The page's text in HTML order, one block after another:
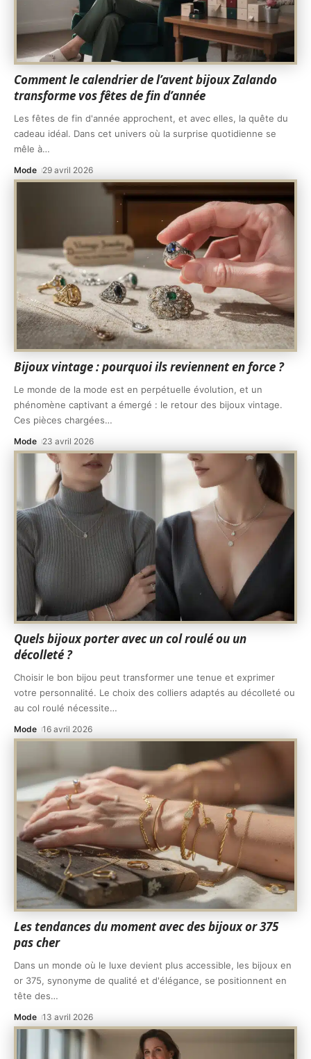
Comment le calendrier de l’avent bijoux Zalando
transforme vos fêtes de fin d’année
Les fêtes de fin d'année approchent, et avec elles, la quête du
cadeau idéal. Dans cet univers où la surprise quotidienne se
mêle à…
Mode 29 avril 2026
Bijoux vintage : pourquoi ils reviennent en force ?
Le monde de la mode est en perpétuelle évolution, et un
phénomène captivant a émergé : le retour des bijoux vintage.
Ces pièces chargées…
Mode 23 avril 2026
Quels bijoux porter avec un col roulé ou un
décolleté ?
Choisir le bon bijou peut transformer une tenue et exprimer
votre personnalité. Le choix des colliers adaptés au décolleté ou
au col roulé nécessite…
Mode 16 avril 2026
Les tendances du moment avec des bijoux or 375
pas cher
Dans un monde où le luxe devient plus accessible, les bijoux en
or 375, synonyme de qualité et d'élégance, se positionnent en
tête des…
Mode 13 avril 2026